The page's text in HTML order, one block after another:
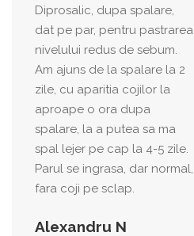
Diprosalic, dupa spalare,
dat pe par, pentru pastrarea
nivelului redus de sebum.
Am ajuns de la spalare la 2
zile, cu aparitia cojilor la
aproape o ora dupa
spalare, la a putea sa ma
spal lejer pe cap la 4-5 zile.
Parul se ingrasa, dar normal,
fara coji pe sclap.
Alexandru N